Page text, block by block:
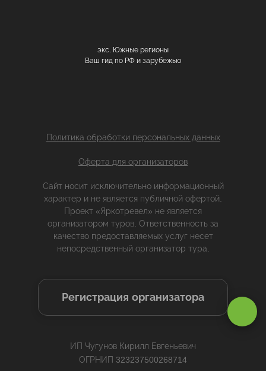
экс. Южные регионы
Ваш гид по РФ и зарубежью
Политика обработки персональных данных
Оферта для организаторов
Сайт носит исключительно информационный
характер и не является публичной офертой.
Проект «Яркотревел» не является
организатором туров. Ответственность за
качество предоставляемых услуг несет
непосредственный организатор тура.
Регистрация организатора
ИП Чугунов Кирилл Евгеньевич
ОГРНИП 323237500268714
Оставаясь на сайте, вы даетесогласие на обработку cookie и
персональных данных.
Принимаю